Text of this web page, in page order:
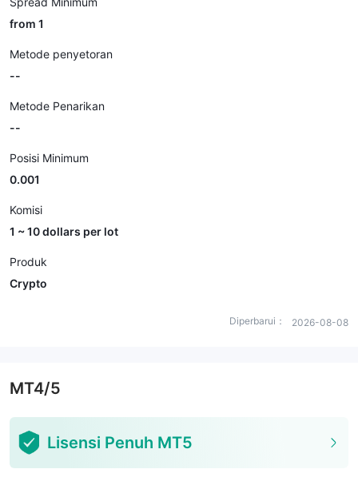
from 1
Metode penyetoran
--
Metode Penarikan
--
Posisi Minimum
0.001
Komisi
1 ~ 10 dollars per lot
Produk
Crypto
Diperbarui： 2026-08-08
MT4/5
Lisensi Penuh MT5